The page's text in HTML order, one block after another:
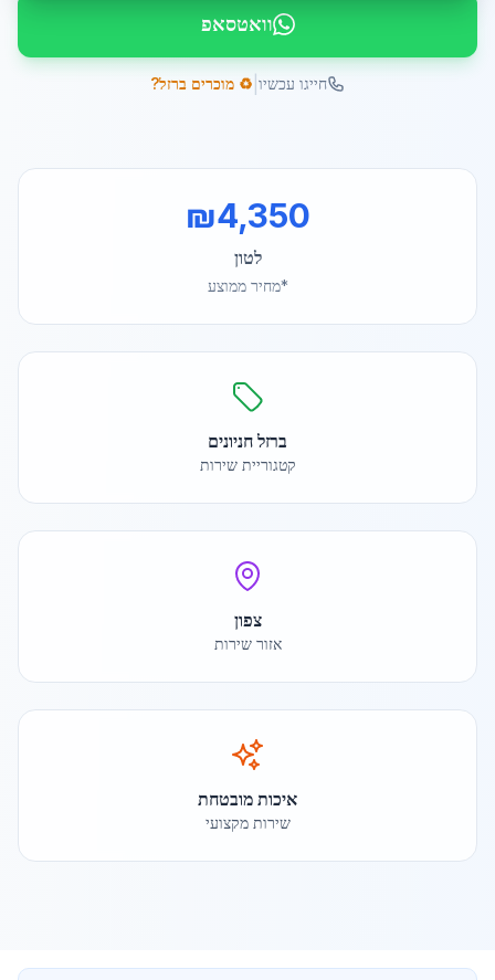
וואטסאפ
חייגו עכשיו ♻️ מוכרים ברזל?
₪4,350
לטון
*מחיר ממוצע
ברזל חניונים
קטגוריית שירות
צפון
אזור שירות
איכות מובטחת
שירות מקצועי